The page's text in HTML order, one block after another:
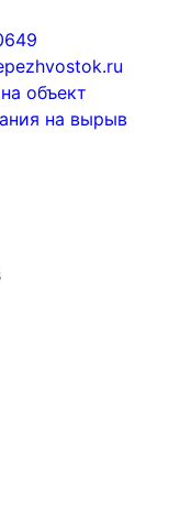
объект
на вырыв